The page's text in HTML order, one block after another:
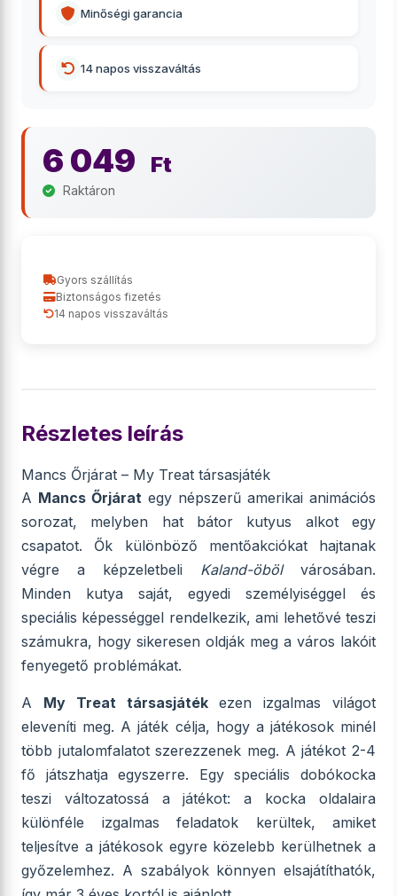
Minőségi garancia
14 napos visszaváltás
6 049 Ft
Raktáron
Gyors szállítás
Biztonságos fizetés
14 napos visszaváltás
Részletes leírás
Mancs Őrjárat – My Treat társasjáték
A Mancs Őrjárat egy népszerű amerikai animációs
sorozat, melyben hat bátor kutyus alkot egy
csapatot. Ők különböző mentőakciókat hajtanak
végre a képzeletbeli Kaland-öbölvárosában.
Minden kutya saját, egyedi személyiséggel és
speciális képességgel rendelkezik, ami lehetővé teszi
számukra, hogy sikeresen oldják meg a város lakóit
fenyegető problémákat.
A My Treat társasjátékezen izgalmas világot
eleveníti meg. A játék célja, hogy a játékosok minél
több jutalomfalatot szerezzenek meg. A játékot 2-4
fő játszhatja egyszerre. Egy speciális dobókocka
teszi változatossá a játékot: a kocka oldalaira
különféle izgalmas feladatok kerültek, amiket
teljesítve a játékosok egyre közelebb kerülhetnek a
győzelemhez. A szabályok könnyen elsajátíthatók,